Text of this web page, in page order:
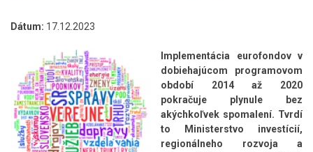
stránky
Dátum: 17.12.2023
Implementácia eurofondov v
dobiehajúcom programovom
období 2014 až 2020
pokračuje plynule bez
akýchkoľvek spomalení. Tvrdí
to Ministerstvo investícií,
regionálneho rozvoja a